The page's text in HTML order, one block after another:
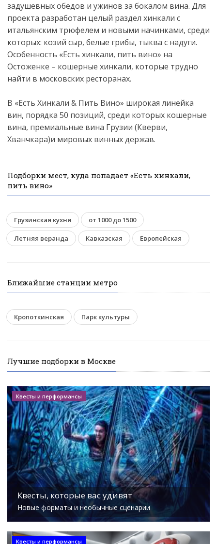
задушевных обедов и ужинов за бокалом вина. Для
проекта разработан целый раздел хинкали с
итальянским трюфелем и новыми начинками, среди
которых: козий сыр, белые грибы, тыква с надуги.
Особенность «Есть хинкали, пить вино» на
Остоженке – кошерные хинкали, которые трудно
найти в московских ресторанах.
В «Есть Хинкали & Пить Вино» широкая линейка
вин, порядка 50 позиций, среди которых кошерные
вина, премиальные вина Грузии (Кверви,
Хванчкара)и мировых винных держав.
Подборки мест, куда попадает «Есть хинкали,
пить вино»
Грузинская кухня от 1000 до 1500
Летняя веранда Кавказская Европейская
Ближайшие станции метро
Кропоткинская Парк культуры
Лучшие подборки в Москве
Квесты и перформансы
Квесты, которые вас удивят
Новые форматы и необычные сценарии
Квесты и перформансы